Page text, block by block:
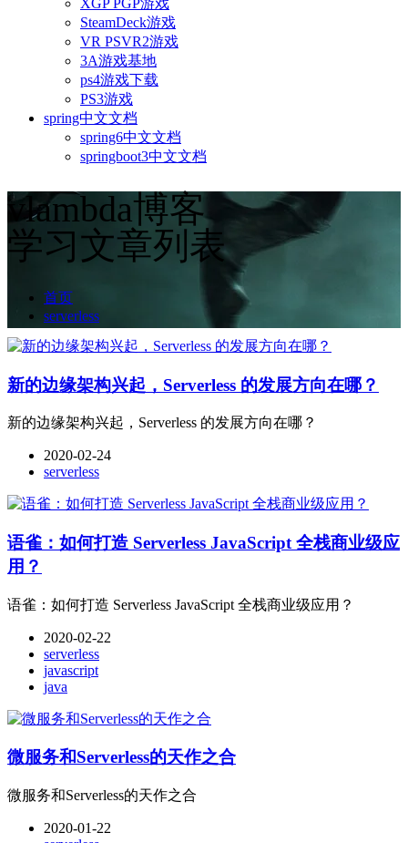
XGP PGP游戏
SteamDeck游戏
VR PSVR2游戏
3A游戏基地
ps4游戏下载
PS3游戏
spring中文文档
spring6中文文档
springboot3中文文档
vlambda博客
学习文章列表
首页
serverless
新的边缘架构兴起，Serverless 的发展方向在哪？
新的边缘架构兴起，Serverless 的发展方向在哪？
2020-02-24
serverless
语雀：如何打造 Serverless JavaScript 全栈商业级应
用？
语雀：如何打造 Serverless JavaScript 全栈商业级应用？
2020-02-22
serverless
javascript
java
微服务和Serverless的天作之合
微服务和Serverless的天作之合
2020-01-22